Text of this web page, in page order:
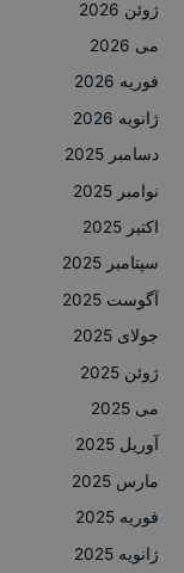
ژوئن 2026
می 2026
فوریه 2026
ژانویه 2026
دسامبر 2025
نوامبر 2025
اکتبر 2025
سپتامبر 2025
آگوست 2025
جولای 2025
ژوئن 2025
می 2025
آوریل 2025
مارس 2025
فوریه 2025
ژانویه 2025